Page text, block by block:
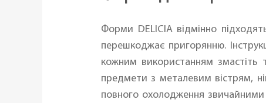
Форми DELICIA відмінно
перешкоджає пригорянню.
кожним використанням
предмети з металевим вістрям,
повного охолодження звичайними